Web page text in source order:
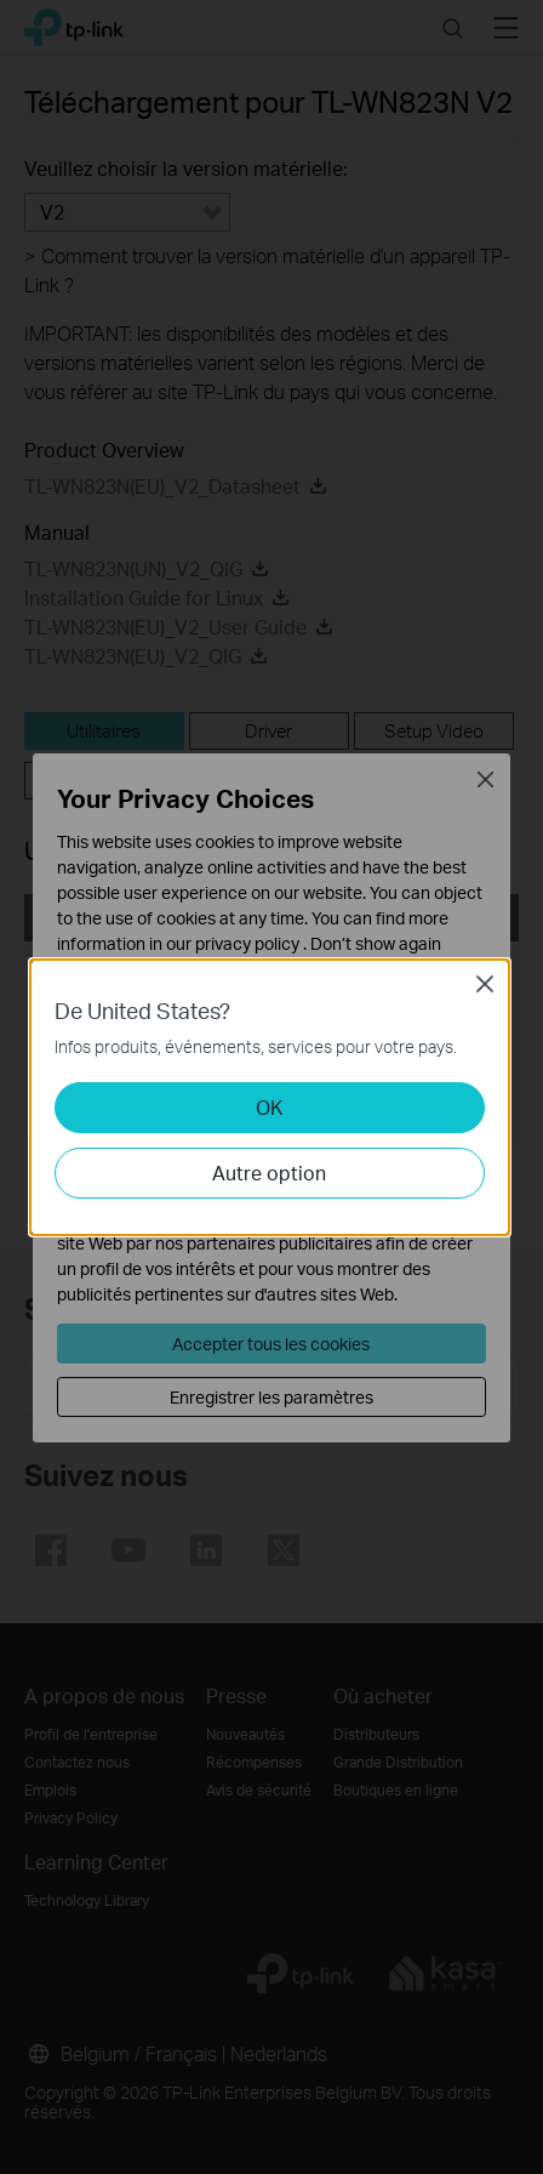
Click
the
navigation
TP-Link, Reliably Smart SearchMenu
Téléchargement pourTL-WN823N V2
Veuillez choisir la version matérielle:
V2
> Comment trouver la version matérielle d'un appareil TP-
Link ?
IMPORTANT: les disponibilités des modèles et des
versions matérielles varient selon les régions. Merci de
vous référer au site TP-Link du pays qui vous concerne.
Product Overview
TL-WN823N(EU)_V2_Datasheet
Manual
TL-WN823N(UN)_V2_QIG
Installation Guide for Linux
TL-WN823N(EU)_V2_User Guide
TL-WN823N(EU)_V2_QIG
Utilitaires Driver Setup Video
Utilitaires
TL-WN823N(EU)_V2_Utility_Windows
Date de publication:2017-03-09
Langue:Anglais
Système d'Exploitation: Win2000/XP/2003/Vista/7/8/8.1/10
Subscription
E-mail S'enregistrer
Suivez nous
A propos de nous
Profil de l'entreprise
Contactez nous
Emplois
Privacy Policy
Presse
Nouveautés
Récompenses
Avis de sécurité
Où acheter
Distributeurs
Grande Distribution
Boutiques en ligne
Learning Center
Technology Library
Copyright © 2026 TP-Link Enterprises Belgium BV. Tous droits
réservés.
Belgium / Français | Nederlands
De United States?
Infos produits, événements, services pour votre pays.
OK
Autre option
Close
Your Privacy Choices
This website uses cookies to improve website
navigation, analyze online activities and have the best
possible user experience on our website. You can object
to the use of cookies at any time. You can find more
information in our privacy policy . Don’t show again
Ces cookies sont nécessaires au fonctionnement du
site Web et ne peuvent pas être désactivés dans vos
systèmes.
Cookies d'analyse et marketing
Les cookies d'analyse nous permettent d'analyser vos
activités sur notre site Web pour améliorer et ajuster les
fonctionnalités de notre site Web.
site Web par nos partenaires publicitaires afin de créer
un profil de vos intérêts et pour vous montrer des
publicités pertinentes sur d'autres sites Web.
Accepter tous les cookies
Enregistrer les paramètres
Close